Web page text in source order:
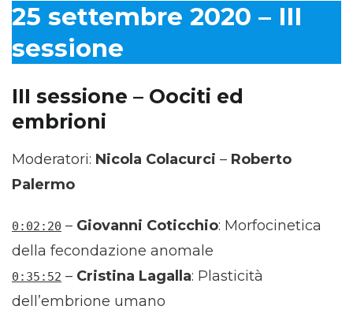
25 settembre 2020 – III
sessione
III sessione – Oociti ed
embrioni
Moderatori: Nicola Colacurci – Roberto
Palermo
0:02:20 – Giovanni Coticchio: Morfocinetica
della fecondazione anomale
0:35:52 – Cristina Lagalla: Plasticità
dell’embrione umano